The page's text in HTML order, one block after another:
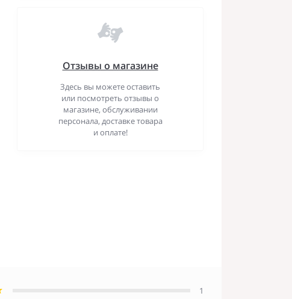
Отзывы о магазине
Здесь вы можете оставить
или посмотреть отзывы о
магазине, обслуживании
персонала, доставке товара
и оплате!
1